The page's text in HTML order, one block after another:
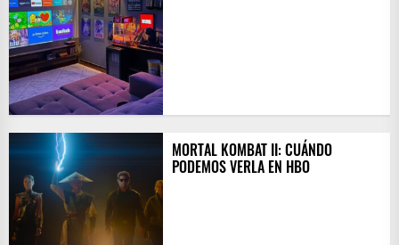
MORTAL KOMBAT II: CUÁNDO
PODEMOS VERLA EN HBO